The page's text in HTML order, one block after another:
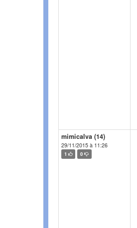
mimicalva (14)
29/11/2015 à 11:26
1 0